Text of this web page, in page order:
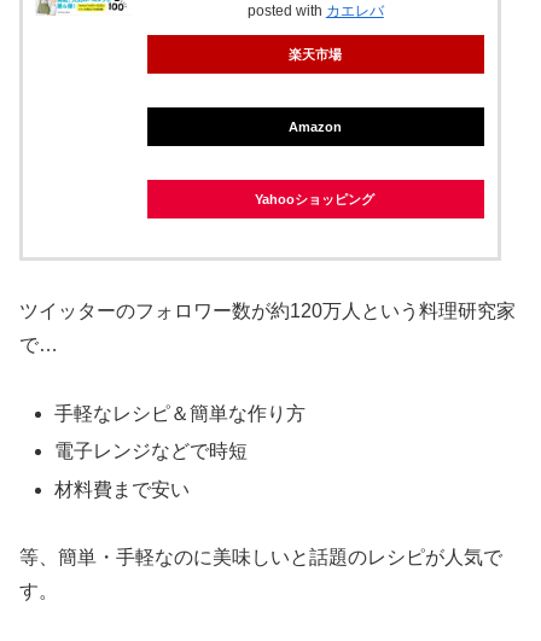
posted with カエレバ
楽天市場
Amazon
Yahooショッピング
ツイッターのフォロワー数が約120万人という料理研究家
で…
手軽なレシピ＆簡単な作り方
電子レンジなどで時短
材料費まで安い
等、簡単・手軽なのに美味しいと話題のレシピが人気で
す。